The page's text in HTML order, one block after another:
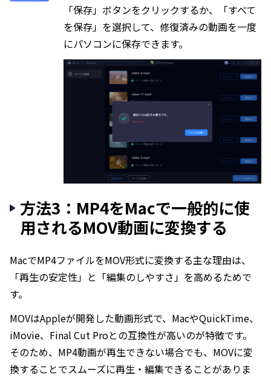
「保存」ボタンをクリックするか、「すべて
を保存」を選択して、修復済みの動画を一度
にパソコンに保存できます。
方法3：MP4をMacで一般的に使
用されるMOV動画に変換する
MacでMP4ファイルをMOV形式に変換する主な理由は、
「再生の安定性」と「編集のしやすさ」を高めるためで
す。
MOVはAppleが開発した動画形式で、MacやQuickTime、
iMovie、Final Cut Proとの互換性が高いのが特徴です。
そのため、MP4動画が再生できない場合でも、MOVに変
換することでスムーズに再生・編集できることがありま